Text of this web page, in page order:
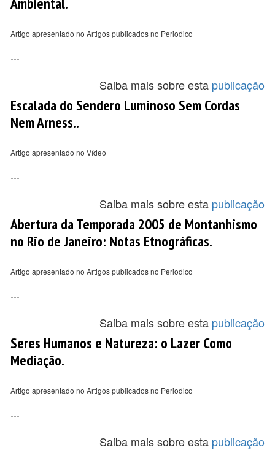
Artigo apresentado no Artigos publicados no Periodico
...
Saiba mais sobre esta publicação
Escalada do Sendero Luminoso Sem Cordas
Nem Arness..
Artigo apresentado no Vídeo
...
Saiba mais sobre esta publicação
Abertura da Temporada 2005 de Montanhismo
no Rio de Janeiro: Notas Etnográficas.
Artigo apresentado no Artigos publicados no Periodico
...
Saiba mais sobre esta publicação
Seres Humanos e Natureza: o Lazer Como
Mediação.
Artigo apresentado no Artigos publicados no Periodico
...
Saiba mais sobre esta publicação